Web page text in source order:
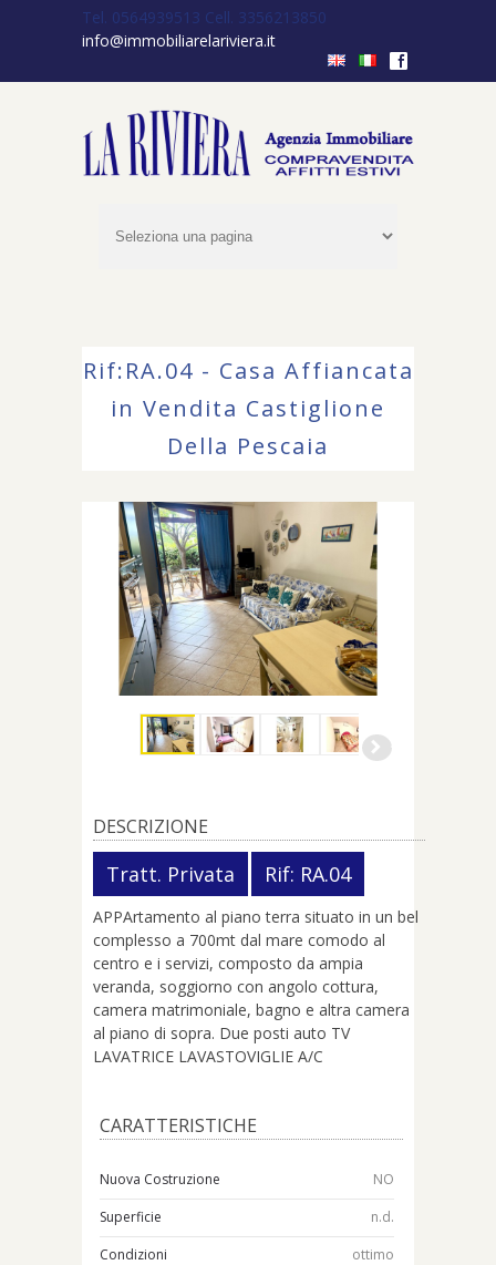
Tel. 0564939513 Cell. 3356213850
info@immobiliarelariviera.it
f
Rif:RA.04 - Casa Affiancata
in Vendita Castiglione
Della Pescaia
DESCRIZIONE
Tratt. Privata Rif: RA.04
APPArtamento al piano terra situato in un bel
complesso a 700mt dal mare comodo al
centro e i servizi, composto da ampia
veranda, soggiorno con angolo cottura,
camera matrimoniale, bagno e altra camera
al piano di sopra. Due posti auto TV
LAVATRICE LAVASTOVIGLIE A/C
CARATTERISTICHE
Nuova Costruzione
NO
Superficie
n.d.
Condizioni
ottimo